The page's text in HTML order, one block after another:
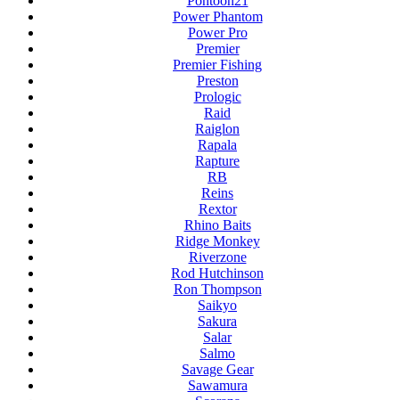
Power Phantom
Power Pro
Premier
Premier Fishing
Preston
Prologic
Raid
Raiglon
Rapala
Rapture
RB
Reins
Rextor
Rhino Baits
Ridge Monkey
Riverzone
Rod Hutchinson
Ron Thompson
Saikyo
Sakura
Salar
Salmo
Savage Gear
Sawamura